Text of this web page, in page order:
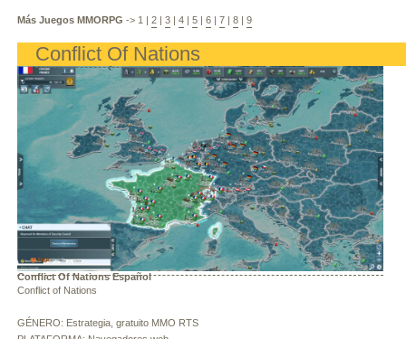
Más Juegos MMORPG -> 1 | 2 | 3 | 4 | 5 | 6 | 7 | 8 | 9
Conflict Of Nations
Conflict Of Nations Español
Conflict of Nations
GÉNERO: Estrategia, gratuito MMO RTS